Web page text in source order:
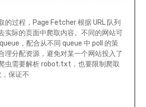
的过程，Page Fetcher 根据 URL 队列
实际的页面中爬取内容。不同的网站可
，配合从不同 queue 中 poll 的策
理分配资源，避免对某一个网站投入了
虫需要解析 robot.txt，也要限制爬取
保证不